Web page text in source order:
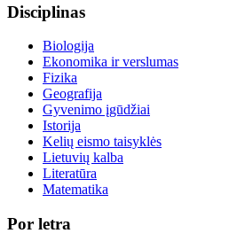
Disciplinas
Biologija
Ekonomika ir verslumas
Fizika
Geografija
Gyvenimo įgūdžiai
Istorija
Kelių eismo taisyklės
Lietuvių kalba
Literatūra
Matematika
Por letra